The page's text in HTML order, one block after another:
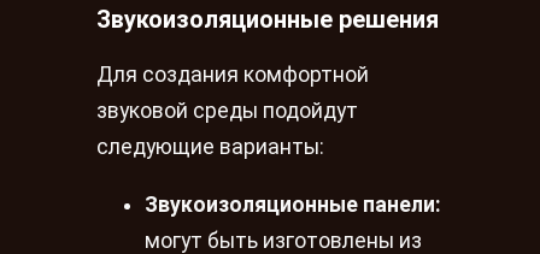
Звукоизоляционные решения
Для создания комфортной
звуковой среды подойдут
следующие варианты:
Звукоизоляционные панели:
могут быть изготовлены из